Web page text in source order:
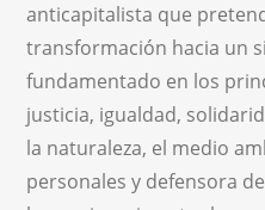
anticapitalista que
transformación hacia un
fundamentado en los
justicia, igualdad,
la naturaleza, el medio
personales y defensora